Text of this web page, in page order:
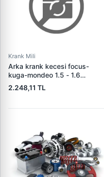
Krank Mili
Arka krank kecesi focus-
kuga-mondeo 1.5 - 1.6
ecoboost 11> fiesta 95 >
fusion 02 > mazda 121
focus 1,4 1,6 98>10 focus iii c
s60 ii s80 ii v40 v50 v70 iii
olcu (80×142 168×15)
(19036358b) bm5g 6k301 ac
1784775
2.248,11 TL